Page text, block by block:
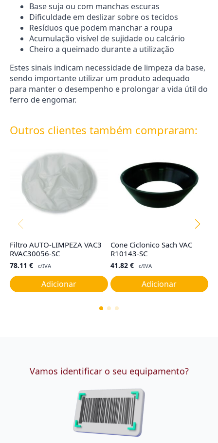
Base suja ou com manchas escuras
Dificuldade em deslizar sobre os tecidos
Resíduos que podem manchar a roupa
Acumulação visível de sujidade ou calcário
Cheiro a queimado durante a utilização
Estes sinais indicam necessidade de limpeza da base,
sendo importante utilizar um produto adequado
para manter o desempenho e prolongar a vida útil do
ferro de engomar.
Outros clientes também compraram:
Filtro AUTO-LIMPEZA VAC3
RVAC30056-SC
78.11 € c/IVA
Adicionar
Cone Ciclonico Sach VAC
R10143-SC
41.82 € c/IVA
Adicionar
Vamos identificar o seu equipamento?